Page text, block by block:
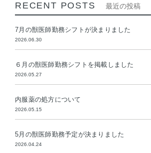
RECENT POSTS 最近の投稿
7月の獣医師勤務シフトが決まりました
2026.06.30
６月の獣医師勤務シフトを掲載しました
2026.05.27
内服薬の処方について
2026.05.15
5月の獣医師勤務予定が決まりました
2026.04.24